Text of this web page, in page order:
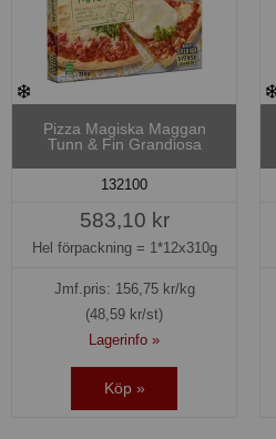
Pizza Magiska Maggan
Tunn & Fin Grandiosa
132100
583,10 kr
Hel förpackning = 1*12x310g
Jmf.pris: 156,75kr/kg
(48,59 kr/st)
Lagerinfo »
Köp »